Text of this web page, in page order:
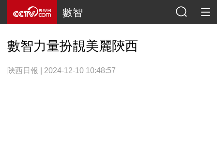
數智
數智力量扮靚美麗陝西
陝西日報 | 2024-12-10 10:48:57